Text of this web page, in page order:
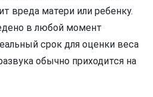
вреда матери или ребенку.
в любой момент
срок для оценки веса
обычно приходится на